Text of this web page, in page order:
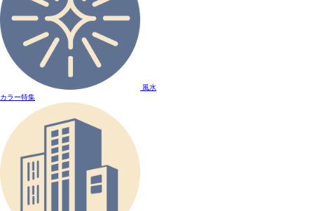
風水
カラー特集